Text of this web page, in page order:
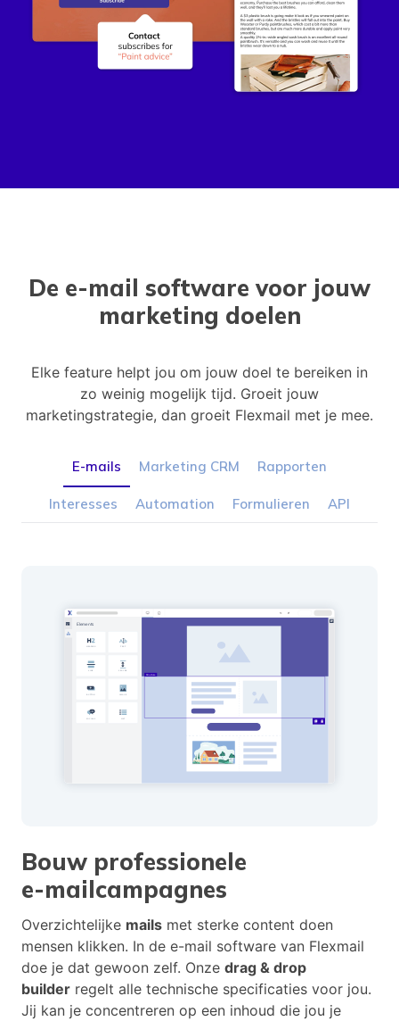
De e-mail software voor jouw
marketing doelen
Elke feature helpt jou om jouw doel te bereiken in
zo weinig mogelijk tijd. Groeit jouw
marketingstrategie, dan groeit Flexmail met je mee.
E-mails Marketing CRM Rapporten
Interesses Automation Formulieren API
Bouw professionele
e-mailcampagnes
Overzichtelijke mails met sterke content doen
mensen klikken. In de e-mail software van Flexmail
doe je dat gewoon zelf. Onze drag & drop
builder regelt alle technische specificaties voor jou.
Jij kan je concentreren op een inhoud die jou je